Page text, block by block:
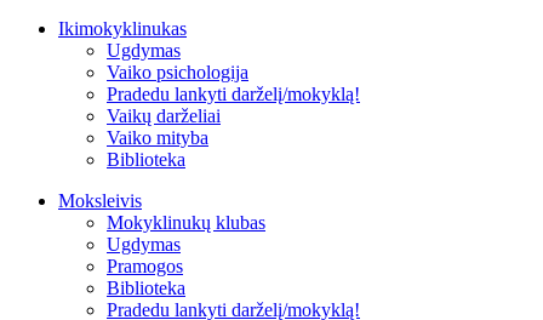
Ikimokyklinukas
Ugdymas
Vaiko psichologija
Pradedu lankyti darželį/mokyklą!
Vaikų darželiai
Vaiko mityba
Biblioteka
Moksleivis
Mokyklinukų klubas
Ugdymas
Pramogos
Biblioteka
Pradedu lankyti darželį/mokyklą!